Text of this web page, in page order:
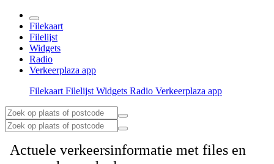
Filekaart
Filelijst
Widgets
Radio
Verkeerplaza app
Filekaart Filelijst Widgets Radio Verkeerplaza app
Actuele verkeersinformatie met files en